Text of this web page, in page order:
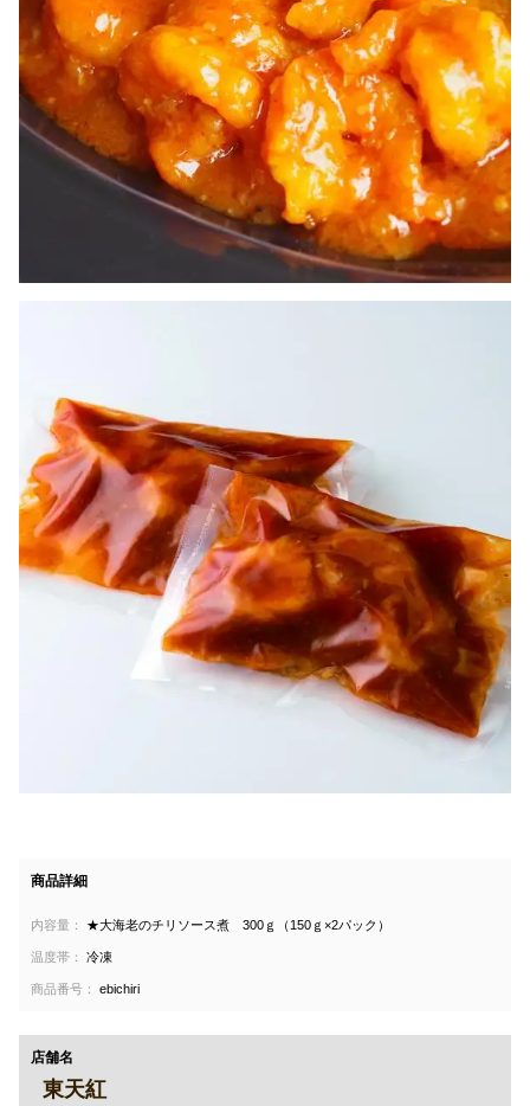
商品詳細
内容量： ★大海老のチリソース煮 300ｇ（150ｇ×2パック）
温度帯： 冷凍
商品番号： ebichiri
店舗名
東天紅